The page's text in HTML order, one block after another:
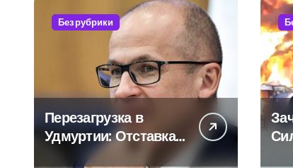
Без рубрики
Перезагрузка в
Удмуртии: Отставка
Бречалова как